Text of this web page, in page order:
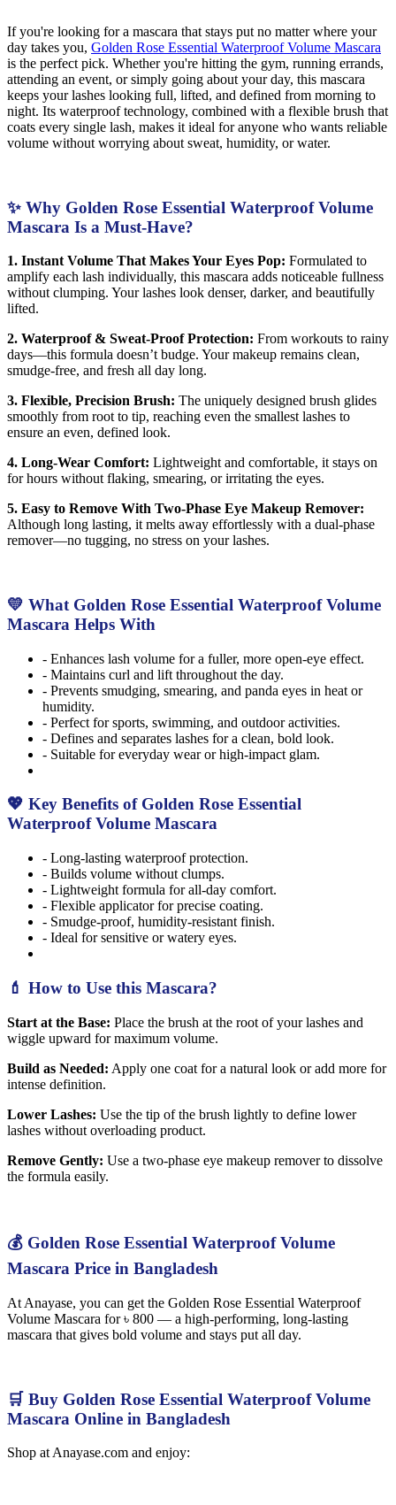
If you're looking for a mascara that stays put no matter where your
day takes you, Golden Rose Essential Waterproof Volume Mascara
is the perfect pick. Whether you're hitting the gym, running errands,
attending an event, or simply going about your day, this mascara
keeps your lashes looking full, lifted, and defined from morning to
night. Its waterproof technology, combined with a flexible brush that
coats every single lash, makes it ideal for anyone who wants reliable
volume without worrying about sweat, humidity, or water.
✨ Why Golden Rose Essential Waterproof Volume
Mascara Is a Must-Have?
1. Instant Volume That Makes Your Eyes Pop: Formulated to
amplify each lash individually, this mascara adds noticeable fullness
without clumping. Your lashes look denser, darker, and beautifully
lifted.
2. Waterproof & Sweat-Proof Protection: From workouts to rainy
days—this formula doesn’t budge. Your makeup remains clean,
smudge-free, and fresh all day long.
3. Flexible, Precision Brush: The uniquely designed brush glides
smoothly from root to tip, reaching even the smallest lashes to
ensure an even, defined look.
4. Long-Wear Comfort: Lightweight and comfortable, it stays on
for hours without flaking, smearing, or irritating the eyes.
5. Easy to Remove With Two-Phase Eye Makeup Remover:
Although long lasting, it melts away effortlessly with a dual-phase
remover—no tugging, no stress on your lashes.
💛 What Golden Rose Essential Waterproof Volume
Mascara Helps With
- Enhances lash volume for a fuller, more open-eye effect.
- Maintains curl and lift throughout the day.
- Prevents smudging, smearing, and panda eyes in heat or
humidity.
- Perfect for sports, swimming, and outdoor activities.
- Defines and separates lashes for a clean, bold look.
- Suitable for everyday wear or high-impact glam.
💖 Key Benefits of Golden Rose Essential
Waterproof Volume Mascara
- Long-lasting waterproof protection.
- Builds volume without clumps.
- Lightweight formula for all-day comfort.
- Flexible applicator for precise coating.
- Smudge-proof, humidity-resistant finish.
- Ideal for sensitive or watery eyes.
💄 How to Use this Mascara?
Start at the Base: Place the brush at the root of your lashes and
wiggle upward for maximum volume.
Build as Needed: Apply one coat for a natural look or add more for
intense definition.
Lower Lashes: Use the tip of the brush lightly to define lower
lashes without overloading product.
Remove Gently: Use a two-phase eye makeup remover to dissolve
the formula easily.
💰 Golden Rose Essential Waterproof Volume
Mascara Price in Bangladesh
At Anayase, you can get the Golden Rose Essential Waterproof
Volume Mascara for ৳ 800 — a high-performing, long-lasting
mascara that gives bold volume and stays put all day.
🛒 Buy Golden Rose Essential Waterproof Volume
Mascara Online in Bangladesh
Shop at Anayase.com and enjoy: